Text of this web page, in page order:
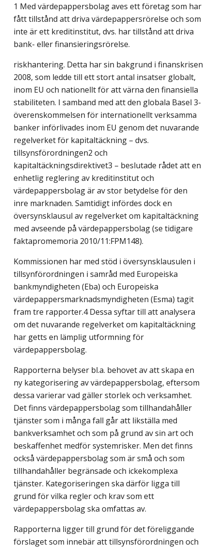
1 Med värdepappersbolag aves ett företag som har
fått tillstånd att driva värdepappersrörelse och som
inte är ett kreditinstitut, dvs. har tillstånd att driva
bank- eller finansieringsrörelse.
riskhantering. Detta har sin bakgrund i finanskrisen
2008, som ledde till ett stort antal insatser globalt,
inom EU och nationellt för att värna den finansiella
stabiliteten. I samband med att den globala Basel 3-
överenskommelsen för internationellt verksamma
banker införlivades inom EU genom det nuvarande
regelverket för kapitaltäckning – dvs.
tillsynsförordningen2 och
kapitaltäckningsdirektivet3 – beslutade rådet att en
enhetlig reglering av kreditinstitut och
värdepappersbolag är av stor betydelse för den
inre marknaden. Samtidigt infördes dock en
översynsklausul av regelverket om kapitaltäckning
med avseende på värdepappersbolag (se tidigare
faktapromemoria 2010/11:FPM148).
Kommissionen har med stöd i översynsklausulen i
tillsynförordningen i samråd med Europeiska
bankmyndigheten (Eba) och Europeiska
värdepappersmarknadsmyndigheten (Esma) tagit
fram tre rapporter.4 Dessa syftar till att analysera
om det nuvarande regelverket om kapitaltäckning
har getts en lämplig utformning för
värdepappersbolag.
Rapporterna belyser bl.a. behovet av att skapa en
ny kategorisering av värdepappersbolag, eftersom
dessa varierar vad gäller storlek och verksamhet.
Det finns värdepappersbolag som tillhandahåller
tjänster som i många fall går att likställa med
bankverksamhet och som på grund av sin art och
beskaffenhet medför systemrisker. Men det finns
också värdepappersbolag som är små och som
tillhandahåller begränsade och ickekomplexa
tjänster. Kategoriseringen ska därför ligga till
grund för vilka regler och krav som ett
värdepappersbolag ska omfattas av.
Rapporterna ligger till grund för det föreliggande
förslaget som innebär att tillsynsförordningen och